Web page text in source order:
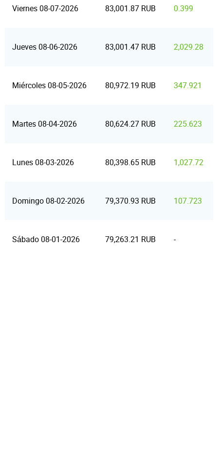
Viernes 08-07-2026 83,001.87 RUB 0.399
Jueves 08-06-2026 83,001.47 RUB 2,029.28
Miércoles 08-05-2026 80,972.19 RUB 347.921
Martes 08-04-2026 80,624.27 RUB 225.623
Lunes 08-03-2026 80,398.65 RUB 1,027.72
Domingo 08-02-2026 79,370.93 RUB 107.723
Sábado 08-01-2026 79,263.21 RUB -